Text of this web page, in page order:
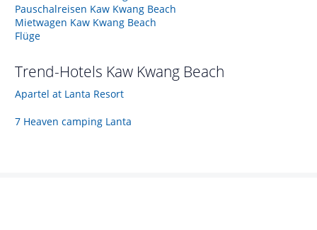
Pauschalreisen Kaw Kwang Beach
Mietwagen Kaw Kwang Beach
Flüge
Trend-Hotels Kaw Kwang Beach
Apartel at Lanta Resort
7 Heaven camping Lanta